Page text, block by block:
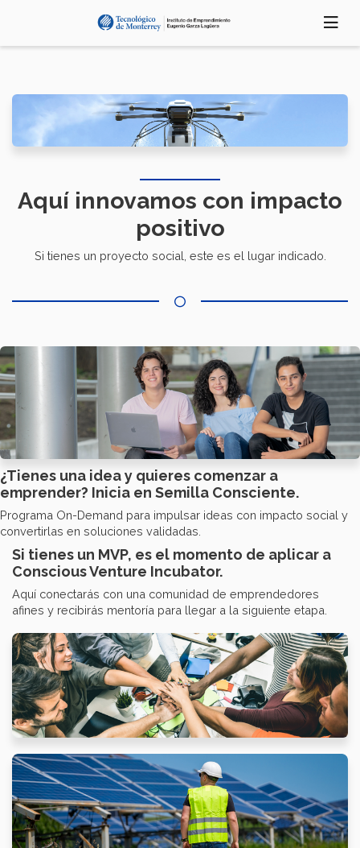
Aquí innovamos con impacto
positivo
Si tienes un proyecto social, este es el lugar indicado.
¿Tienes una idea y quieres comenzar a
emprender? Inicia en Semilla Consciente.
Programa On-Demand para impulsar ideas con impacto social y
convertirlas en soluciones validadas.
Si tienes un MVP, es el momento de aplicar a
Conscious Venture Incubator.
Aquí conectarás con una comunidad de emprendedores
afines y recibirás mentoría para llegar a la siguiente etapa.